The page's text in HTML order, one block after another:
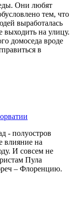
Они любят
тем, что
выработалась
на улицу.
домоседа вроде
в
- полуостров
влияние на
И совсем не
Пула
– Флоренцию.